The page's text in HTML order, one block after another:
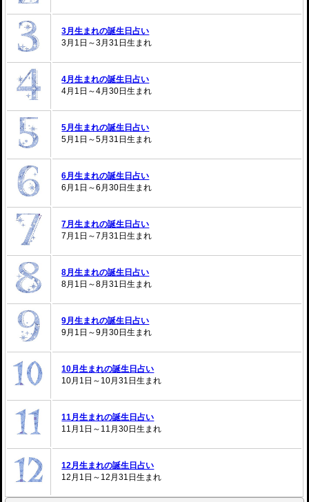
3月生まれの誕生日占い
3月1日～3月31日生まれ
4月生まれの誕生日占い
4月1日～4月30日生まれ
5月生まれの誕生日占い
5月1日～5月31日生まれ
6月生まれの誕生日占い
6月1日～6月30日生まれ
7月生まれの誕生日占い
7月1日～7月31日生まれ
8月生まれの誕生日占い
8月1日～8月31日生まれ
9月生まれの誕生日占い
9月1日～9月30日生まれ
10月生まれの誕生日占い
10月1日～10月31日生まれ
11月生まれの誕生日占い
11月1日～11月30日生まれ
12月生まれの誕生日占い
12月1日～12月31日生まれ